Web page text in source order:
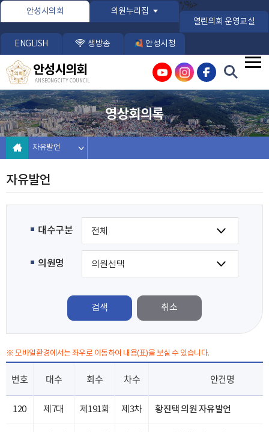
본문바로가기
안성시의회 의원누리집
*/%>
열린의회 운영교실
ENGLISH 생방송 안성시청
안성시의회
ANSEONG CITY COUNCIL
영상회의록
자유발언
자유발언
대수구분
의원명
검색
※ 모바일환경에서는 좌우로 이동하여 내용(표)을 보실 수 있습니다.
번호 대수 회수 차수 안건명
120 제7대 제191회 제3차 황진택 의원 자유발언